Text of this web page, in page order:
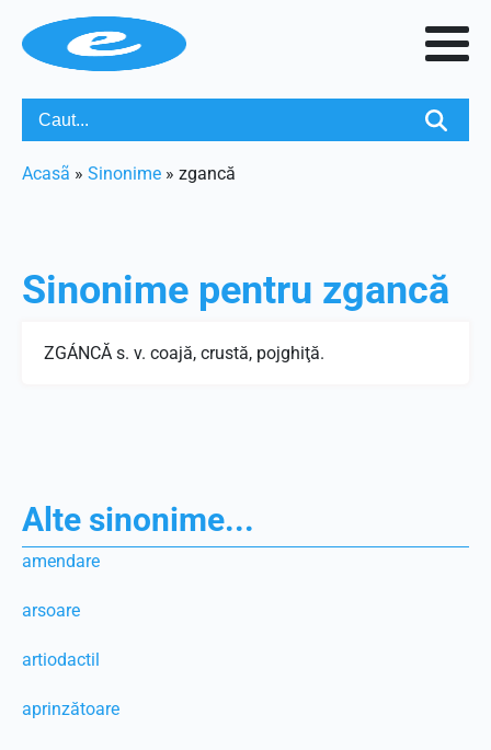
Acasã » Sinonime » zgancă
Sinonime pentru zgancă
ZGÁNCĂ s. v. coajă, crustă, pojghiţă.
Alte sinonime...
amendare
arsoare
artiodactil
aprinzătoare